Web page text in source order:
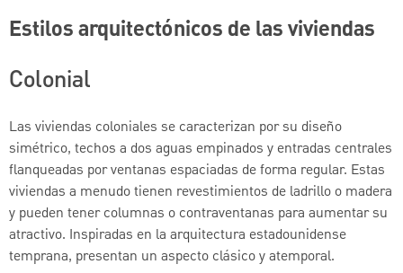
Estilos arquitectónicos de las viviendas
Colonial
Las viviendas coloniales se caracterizan por su diseño
simétrico, techos a dos aguas empinados y entradas centrales
flanqueadas por ventanas espaciadas de forma regular. Estas
viviendas a menudo tienen revestimientos de ladrillo o madera
y pueden tener columnas o contraventanas para aumentar su
atractivo. Inspiradas en la arquitectura estadounidense
temprana, presentan un aspecto clásico y atemporal.